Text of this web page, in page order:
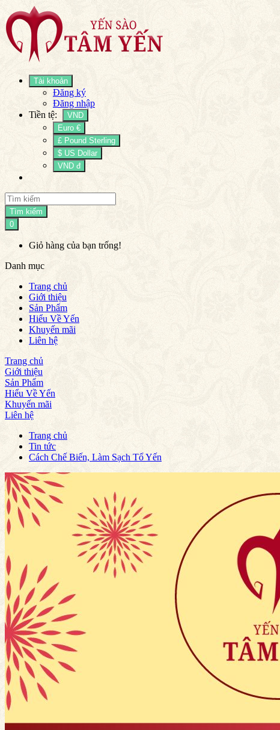
Tài khoản
Đăng ký
Đăng nhập
Tiền tệ:
VND
Euro €
£ Pound Sterling
$ US Dollar
VND đ
Tìm kiếm
0
Giỏ hàng của bạn trống!
Danh mục
Trang chủ
Giới thiệu
Sản Phẩm
Hiểu Về Yến
Khuyến mãi
Liên hệ
Trang chủ
Giới thiệu
Sản Phẩm
Hiểu Về Yến
Khuyến mãi
Liên hệ
Trang chủ
Tin tức
Cách Chế Biến, Làm Sạch Tổ Yến